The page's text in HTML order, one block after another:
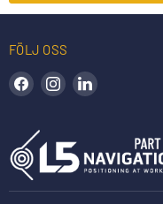
FÖLJ OSS
Hitta oss på Facebook
Hitta oss på Instagram